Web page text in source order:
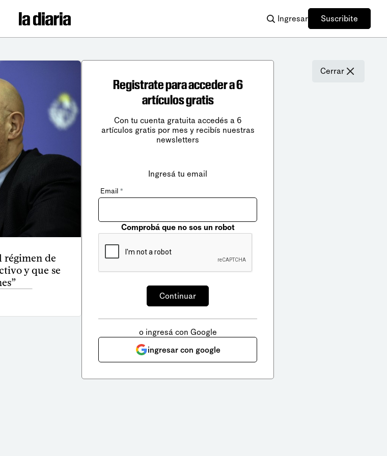
Ingresar Suscribite
régimen de
y que se
Cerrar
Registrate para acceder a 6
artículos gratis
Con tu cuenta gratuita accedés a 6
artículos gratis por mes y recibís nuestras
newsletters
Ingresá tu email
Email *
Comprobá que no sos un robot
o ingresá con Google
ingresar con google